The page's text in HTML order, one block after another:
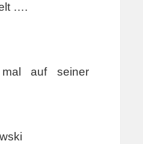
….
auf seiner